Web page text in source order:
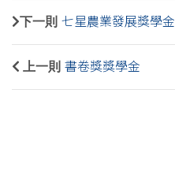
下一則 七星農業發展獎學金
上一則 書卷獎獎學金